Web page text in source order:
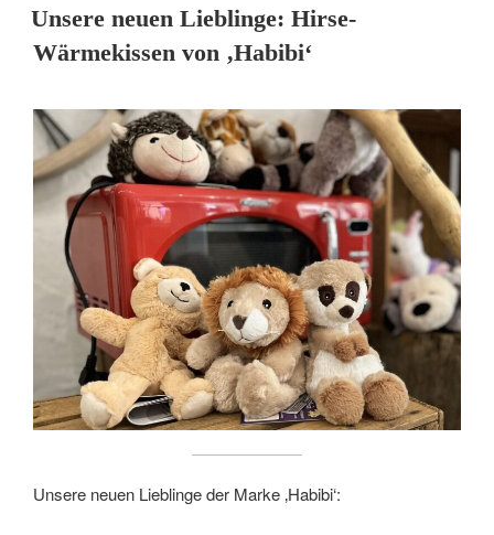
Unsere neuen Lieblinge: Hirse-
Wärmekissen von ‚Habibi‘
Unsere neuen Lieblinge der Marke ‚Habibi‘: